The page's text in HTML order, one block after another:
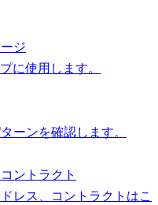
ジ
に使用します。
ーンを確認します。
ントラクト
レス、コントラクトはこ